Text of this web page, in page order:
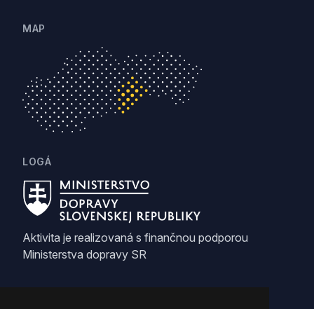
MAP
LOGÁ
Aktivita je realizovaná s finančnou podporou
Ministerstva dopravy SR